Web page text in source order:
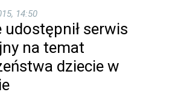
14:50
udostępnił serwis
na temat
dziecie w